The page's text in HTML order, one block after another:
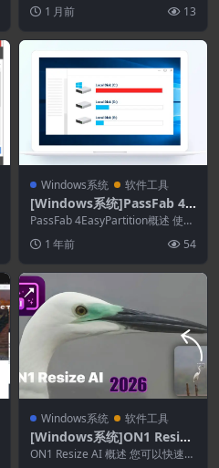
1 月前 13
Windows系统 软件工具
[Windows系统]PassFab 4E
asyPartition 3.6.0.30
PassFab 4EasyPartition概述 使用
1 年前 54
Windows系统 软件工具
[Windows系统]ON1 Resize
AI 2026 20.0.0.17231
ON1 Resize AI 概述 您可以快速调